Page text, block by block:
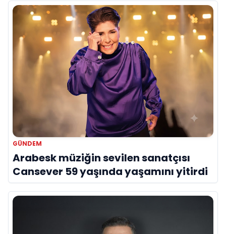
GÜNDEM
Arabesk müziğin sevilen sanatçısı
Cansever 59 yaşında yaşamını yitirdi